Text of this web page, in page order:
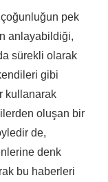
pek
anlayabildiği,
sürekli olarak
gibi
kullanarak
oluşan bir
de,
denk
bu haberleri